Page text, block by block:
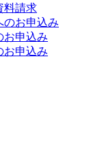
料請求
のお申込み
お申込み
お申込み